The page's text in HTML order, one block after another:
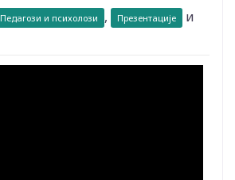
Педагози и психолози , Презентације и